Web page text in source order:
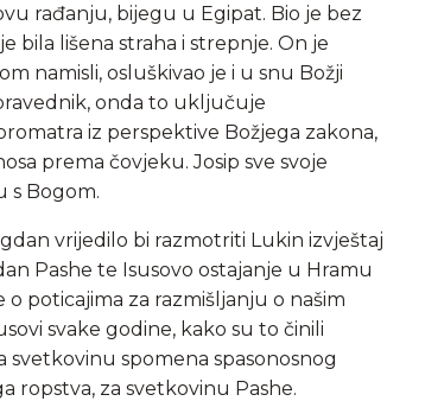
rađanju, bijegu u Egipat. Bio je bez
bila lišena straha i strepnje. On je
namisli, osluškivao je i u snu Božji
onda to uključuje
iz perspektive Božjega zakona,
prema čovjeku. Josip sve svoje
s Bogom.
vrijedilo bi razmotriti Lukin izvještaj
Pashe te Isusovo ostajanje u Hramu
poticajima za razmišljanju o našim
svake godine, kako su to činili
spomena spasonosnog
ropstva, za svetkovinu Pashe.